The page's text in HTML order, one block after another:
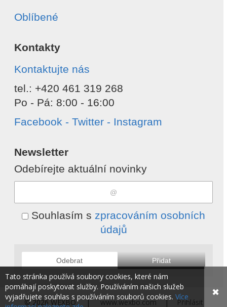
Oblíbené
Kontakty
Kontaktujte nás
tel.: +420 461 319 268
Po - Pá: 8:00 - 16:00
Facebook - Twitter - Instagram
Newsletter
Odebírejte aktuální novinky
Souhlasím s zpracováním osobních
údajů
Odebrat Přidat
© 2026 WEXBO |www.wexbo.com| Přihlásit
Tato stránka používá soubory cookies, které nám
pomáhají poskytovat služby. Používáním našich služeb
vyjadřujete souhlas s používáním souborů cookies. Více
✖